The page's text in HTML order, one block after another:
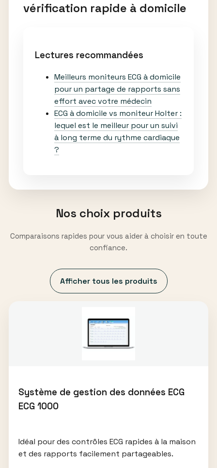
vérification rapide à domicile
Lectures recommandées
Meilleurs moniteurs ECG à domicile
pour un partage de rapports sans
effort avec votre médecin
ECG à domicile vs moniteur Holter :
lequel est le meilleur pour un suivi
à long terme du rythme cardiaque
?
Nos choix produits
Comparaisons rapides pour vous aider à choisir en toute
confiance.
Afficher tous les produits
Système de gestion des données ECG
ECG 1000
Idéal pour des contrôles ECG rapides à la maison
et des rapports facilement partageables.